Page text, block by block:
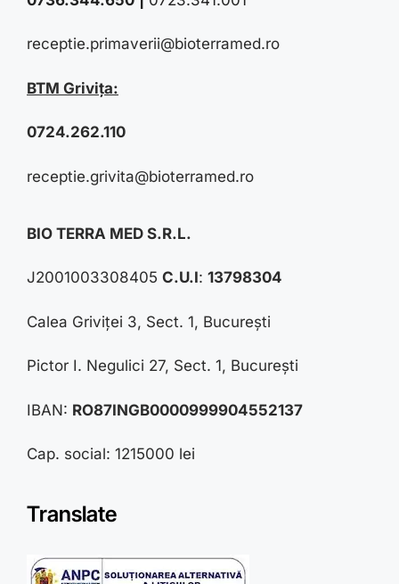
receptie.primaverii@bioterramed.ro
BTM Grivița:
0724.262.110
receptie.grivita@bioterramed.ro
BIO TERRA MED S.R.L.
J2001003308405 C.U.I: 13798304
Calea Griviței 3, Sect. 1, București
Pictor I. Negulici 27, Sect. 1, București
IBAN: RO87INGB0000999904552137
Cap. social: 1215000 lei
Translate